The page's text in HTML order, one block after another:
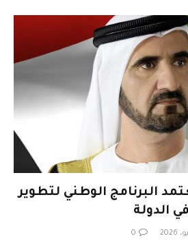
البرنامج الوطني لتطوير
الدولة
0